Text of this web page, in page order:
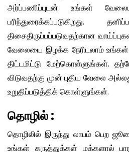
அர்ப்பணிப்புடன் உங்கள்
பரிந்துரைக்கப்படுகிறது.
திசைதிருப்பப்படுவதற்கான
வேலையை இழக்க நேரிடலாம்
திட்டமிட்டு மேற்கொள்ளுங்கள்.
விடுவதற்கு முன் புதிய வேலை
உறுதிப்படுத்திக் கொள்ளுங்கள்.
தொழில் :
தொழிலில் இருந்து லாபம் பெற
உங்கள் கருத்துக்கள் மக்களால்